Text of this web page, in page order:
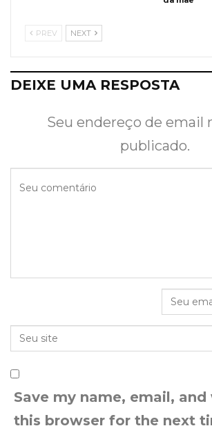
PREV NEXT
DEIXE UMA RESPOSTA
Seu endereço de email
publicado.
Save my name, email,
this browser for the next